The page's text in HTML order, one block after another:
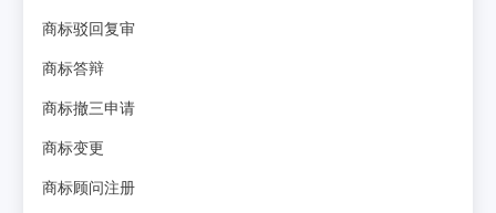
商标驳回复审
商标答辩
商标撤三申请
商标变更
商标顾问注册